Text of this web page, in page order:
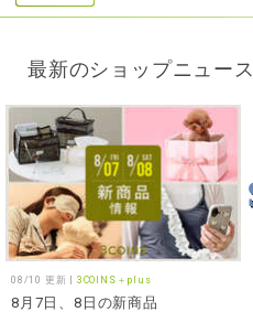
最新のショップニュース
08/10 更新 | 3COINS＋plus
8月7日、8日の新商品